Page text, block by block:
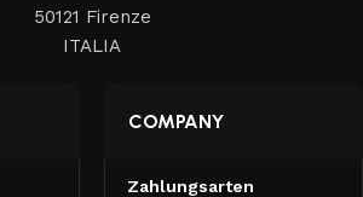
50121 Firenze
ITALIA
COMPANY
Zahlungsarten